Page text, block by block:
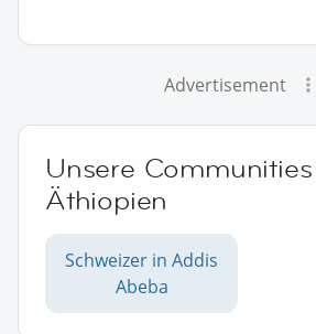
Advertisement
Unsere
Äthiopien
Schweizer in Addis
Abeba